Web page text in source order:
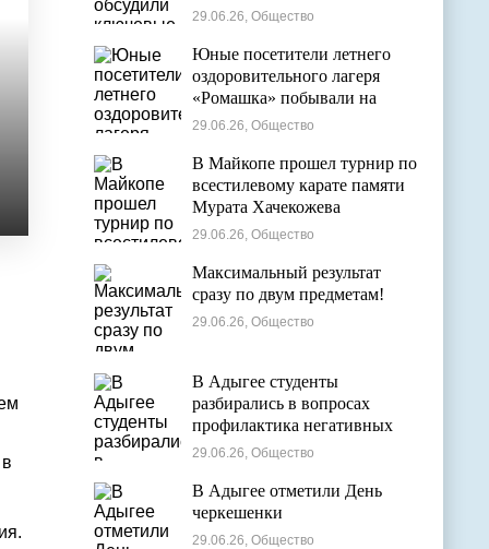
муниципалитета
29.06.26, Общество
Юные посетители летнего
оздоровительного лагеря
«Ромашка» побывали на
экскурсии в Дондуковском
29.06.26, Общество
В Майкопе прошел турнир по
всестилевому карате памяти
Мурата Хачекожева
29.06.26, Общество
Максимальный результат
сразу по двум предметам!
29.06.26, Общество
В Адыгее студенты
разбирались в вопросах
профилактика негативных
явлений в молодежной среде
29.06.26, Общество
В Адыгее отметили День
черкешенки
29.06.26, Общество